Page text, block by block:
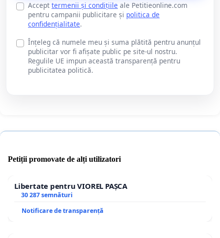
Accept termenii și condițiile ale Petitieonline.com
pentru campanii publicitare și politica de
confidențialitate.
Înțeleg că numele meu și suma plătită pentru anunțul
publicitar vor fi afișate public pe site-ul nostru.
Regulile UE impun această transparență pentru
publicitatea politică.
Petiții promovate de alți utilizatori
Libertate pentru VIOREL PAȘCA
30 287 semnături
Notificare de transparență